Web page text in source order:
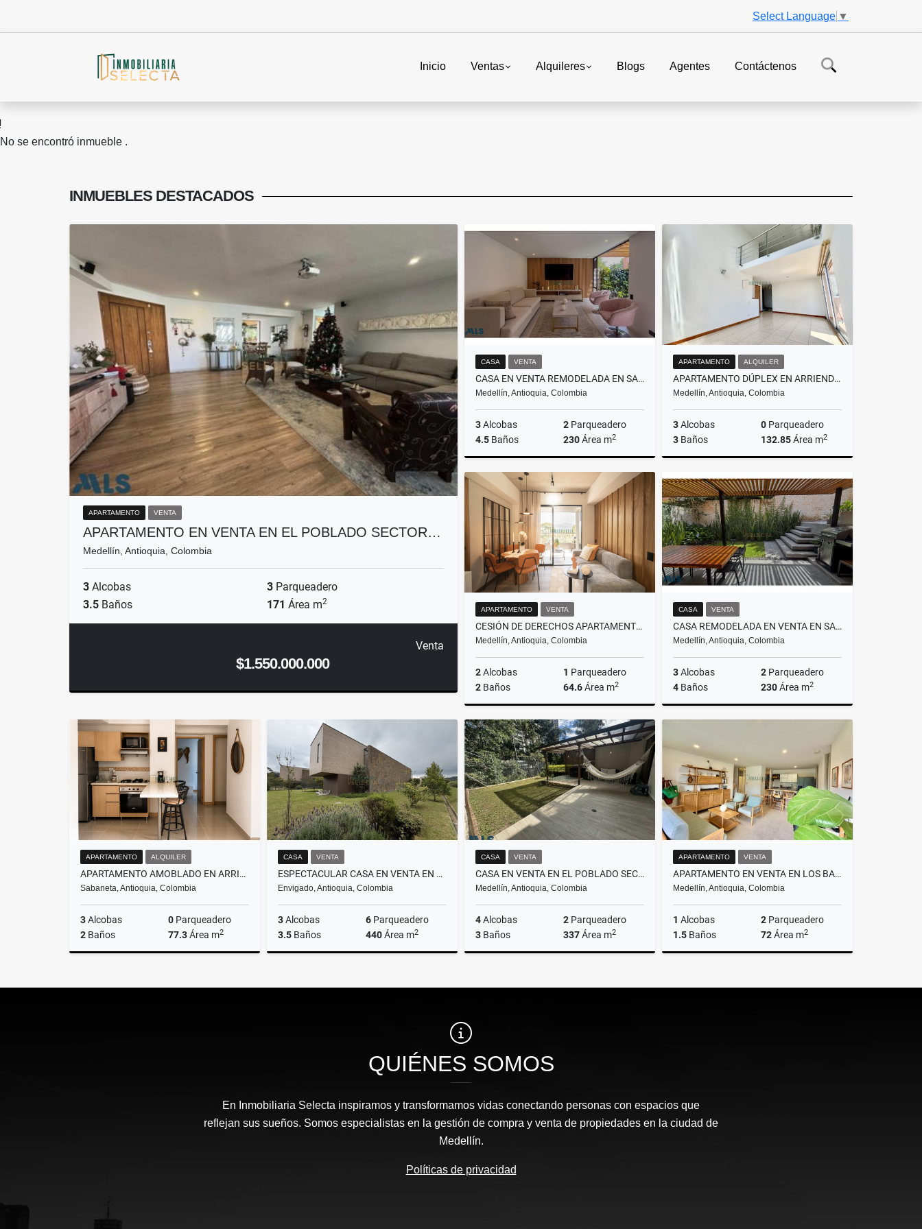
Select Language ▼
Inicio Ventas Alquileres Blogs Agentes Contáctenos
No se encontró inmueble .
INMUEBLES DESTACADOS
APARTAMENTO VENTA
APARTAMENTO EN VENTA EN EL POBLADO SECTOR…
Medellín, Antioquia, Colombia
3 Alcobas 3 Parqueadero
3.5 Baños 171 Área m2
Venta
$1.550.000.000
CASA VENTA
CASA EN VENTA REMODELADA EN SAN LUCAS
Medellín, Antioquia, Colombia
3Alcobas 2 Parqueadero
4.5 Baños 230Área m2
Venta
$1.790.000.000
APARTAMENTO ALQUILER
APARTAMENTO DÚPLEX EN ARRIENDO EN LOS BALSOS
Medellín, Antioquia, Colombia
3Alcobas 0 Parqueadero
3 Baños 132.85Área m2
Alquiler
$6.000.000
APARTAMENTO VENTA
CESIÓN DE DERECHOS APARTAMENTO EN EL POBLADO
Medellín, Antioquia, Colombia
2Alcobas 1 Parqueadero
2 Baños 64.6Área m2
Venta
$690.000.000
CASA VENTA
CASA REMODELADA EN VENTA EN SAN LUCAS EL POBLADO
Medellín, Antioquia, Colombia
3Alcobas 2 Parqueadero
4 Baños 230Área m2
APARTAMENTO ALQUILER
APARTAMENTO AMOBLADO EN ARRIENDO EN SABANETA SECTOR AVES MARÍAS
Sabaneta, Antioquia, Colombia
3Alcobas 0 Parqueadero
2 Baños 77.3Área m2
$3.600.000
CASA VENTA
ESPECTACULAR CASA EN VENTA EN EL ALTO DE LAS PALMAS
Envigado, Antioquia, Colombia
3Alcobas 6 Parqueadero
3.5 Baños 440Área m2
$5.000.000.000 $23.000.000
CASA VENTA
CASA EN VENTA EN EL POBLADO SECTOR LOS BALSOS
Medellín, Antioquia, Colombia
4Alcobas 2 Parqueadero
3 Baños 337Área m2
$1.750.000.000
APARTAMENTO VENTA
APARTAMENTO EN VENTA EN LOS BALSOS MEDELLÍN
Medellín, Antioquia, Colombia
1 Alcobas 2 Parqueadero
1.5 Baños 72Área m2
$800.000.000
QUIÉNES SOMOS
En Inmobiliaria Selecta inspiramos y transformamos vidas conectando personas con espacios que
reflejan sus sueños. Somos especialistas en la gestión de compra y venta de propiedades en la ciudad de
Medellín.
Políticas de privacidad